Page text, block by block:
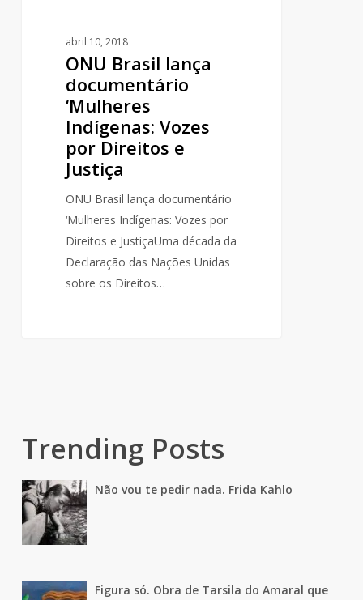
abril 10, 2018
ONU Brasil lança
documentário
‘Mulheres
Indígenas: Vozes
por Direitos e
Justiça
ONU Brasil lança documentário
‘Mulheres Indígenas: Vozes por
Direitos e JustiçaUma década da
Declaração das Nações Unidas
sobre os Direitos…
Trending Posts
Não vou te pedir nada. Frida Kahlo
Figura só. Obra de Tarsila do Amaral que